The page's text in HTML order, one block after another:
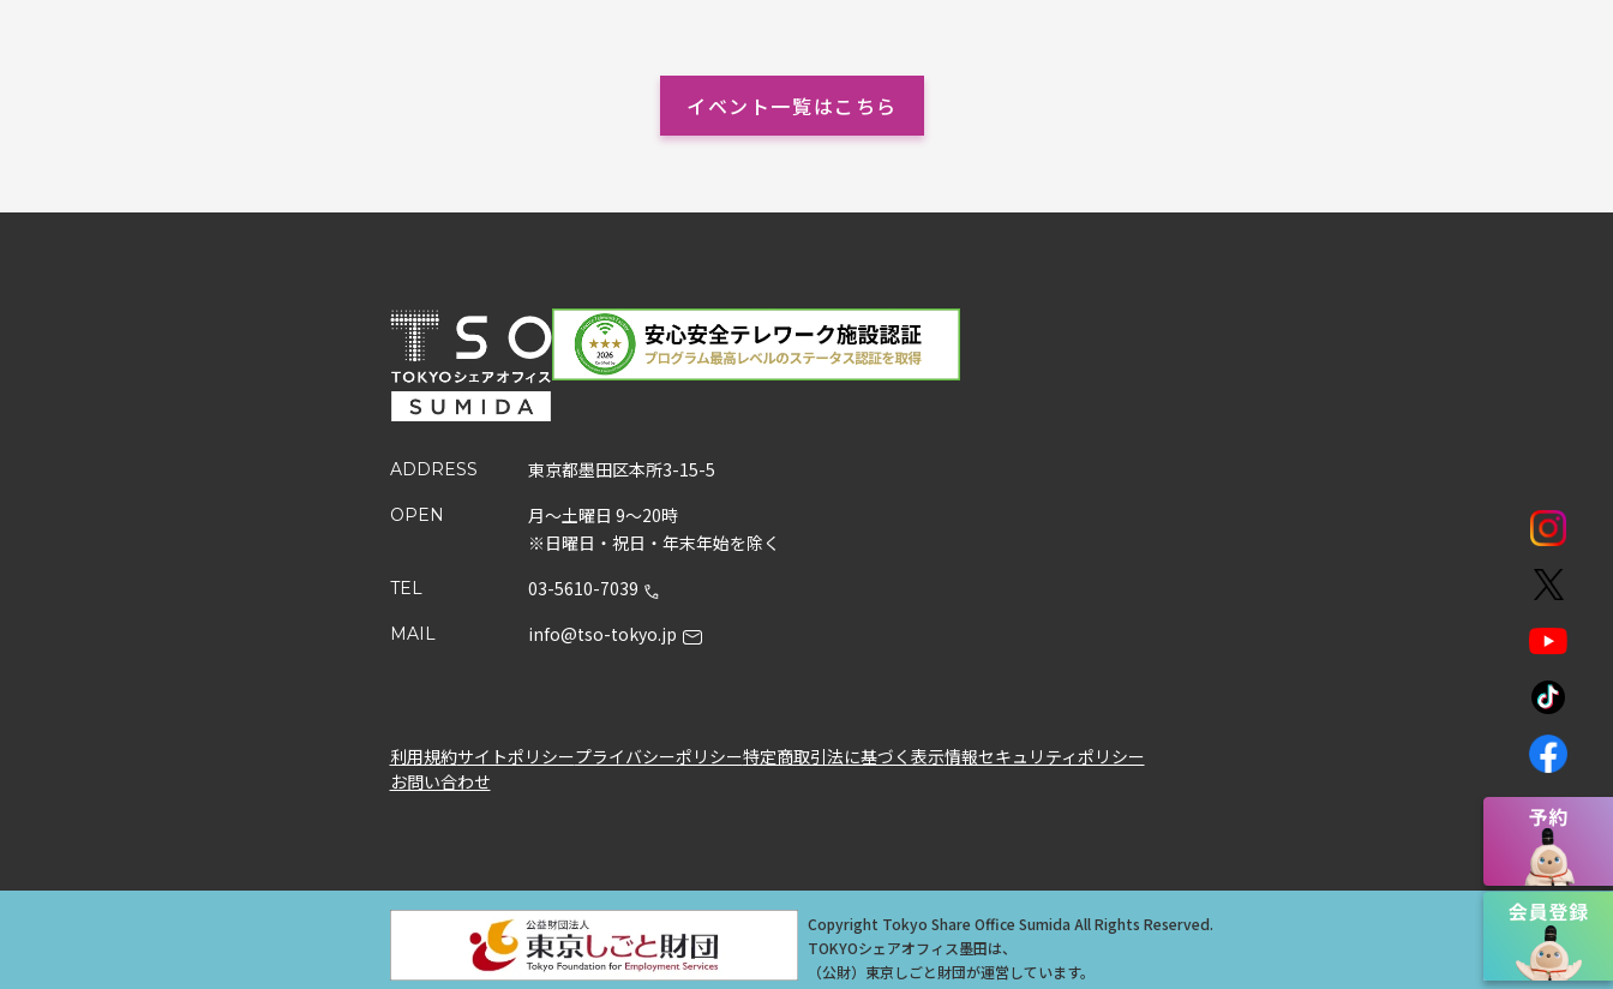
イベント一覧はこちら
ADDRESS 東京都墨田区本所3-15-5
OPEN
月～土曜日 9～20時
※日曜日・祝日・年末年始を除く
TEL 03-5610-7039
MAIL info@tso-tokyo.jp
利用規約サイトポリシープライバシーポリシー特定商取引法に基づく表示情報セキュリティポリシー
お問い合わせ
Copyright Tokyo Share Office Sumida All Rights Reserved.
TOKYOシェアオフィス墨田は、
（公財）東京しごと財団が運営しています。